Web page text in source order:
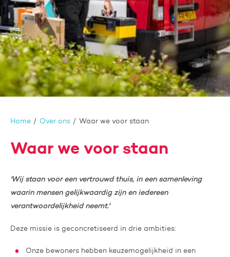
Home Over ons Waar we voor staan
Waar we voor staan
'Wij staan voor een vertrouwd thuis, in een samenleving
waarin mensen gelijkwaardig zijn en iedereen
verantwoordelijkheid neemt.'
Deze missie is geconcretiseerd in drie ambities:
Onze bewoners hebben keuzemogelijkheid in een